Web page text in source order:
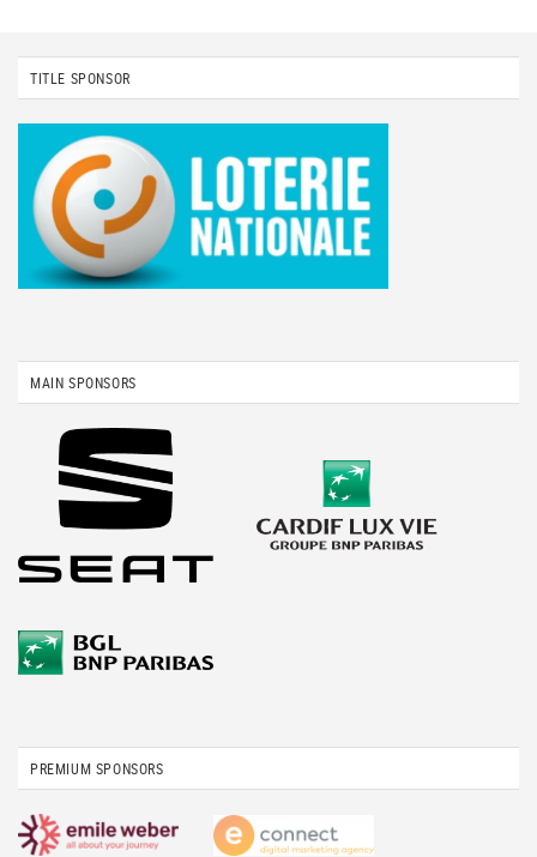
TITLE SPONSOR
MAIN SPONSORS
PREMIUM SPONSORS